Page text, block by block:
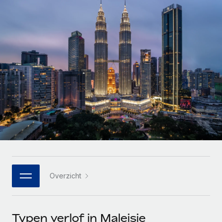
Zzp'ers internationaal onboarden en beheren
Ingewikkelde HR-taken eenvoudig uitbesteden
INFRASTRUCTUUR
Remote Embedded
HR naadloos in workflows integreren
Platform
Ingebouwde essentiële HR-functies voor je team
Integraties
Start-ups
Flexibele global HR en payroll solutions voor groeiende
bedrijven
Mid-market
Teams uitbreiden met HR solutions op maat
Enterprise
Global HR voor grote bedrijven
WERK MET ONS SAMEN
Strategische technologiepartners
Een partner worden
Betalingscalculator voor zzp'ers
Ontdek valuta-opties en betaalsnelheden voor
internationale zzp'ers
LEREN MET REMOTE
Onderzoek en gidsen
Casestudy's
HR-woordenlijst
Checklists en templates
Webinars
Français
Deutsch
Español
Italiano
Português (Portugal)
日本語
한국어
Inloggen
Overzicht
Typen verlof in Maleisie